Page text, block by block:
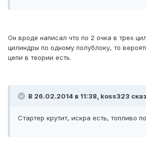
Он вроде написал что по 2 очка в трех
цилиндры по одному полублоку, то
цепи в теории есть.
В 26.02.2014 в 11:38, koss323
Стартер крутит, искра есть, топливо